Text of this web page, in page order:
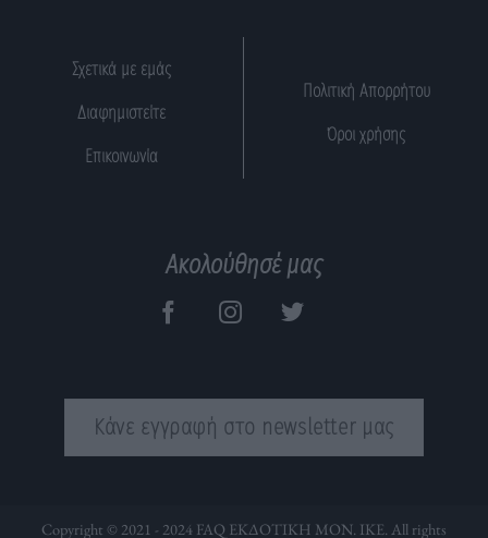
Σχετικά με εμάς
Διαφημιστείτε
Επικοινωνία
Πολιτική Απορρήτου
Όροι χρήσης
Ακολούθησέ μας
Κάνε εγγραφή στο newsletter μας
Copyright © 2021 - 2024 FAQ ΕΚΔΟΤΙΚΗ ΜΟΝ. ΙΚΕ. All rights